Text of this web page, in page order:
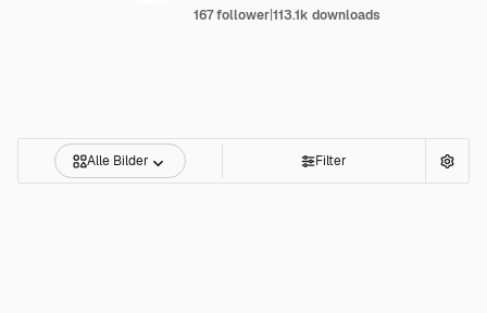
167 follower|113.1k downloads
Alle Bilder Filter